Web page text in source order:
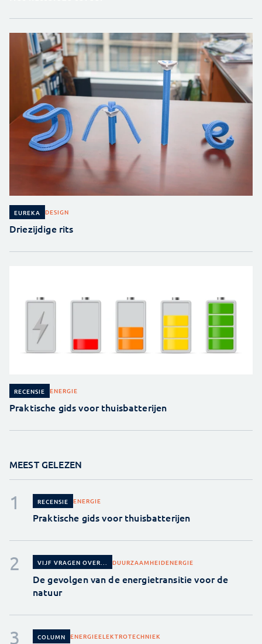
EUREKA DESIGN
Driezijdige rits
RECENSIE ENERGIE
Praktische gids voor thuisbatterijen
MEEST GELEZEN
RECENSIE ENERGIE
Praktische gids voor thuisbatterijen
VIJF VRAGEN OVER... DUURZAAMHEIDENERGIE
De gevolgen van de energietransitie voor de
natuur
COLUMN ENERGIEELEKTROTECHNIEK